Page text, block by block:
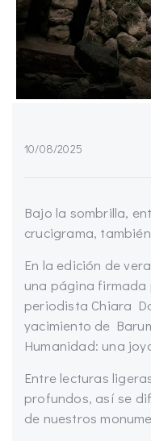
10/08/2025
Bajo la sombrilla,
crucigrama,
En la edición de
una página
periodista Chiara
yacimiento de
Humanidad: una
Entre lecturas
profundos, así se
de nuestros